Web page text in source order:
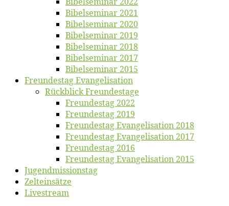
Bi­bel­se­mi­nar 2021
Bi­bel­se­mi­nar 2020
Bi­bel­se­mi­nar 2019
Bi­bel­se­mi­nar 2018
Bibelsemi­nar 2017
Bibelsemi­nar 2015
Freun­des­tag Evangelisation
Rück­blick Freundestage
Freun­des­tag 2022
Freun­des­tag 2019
Freun­des­tag Evan­ge­li­sa­ti­on 2018
Freun­des­tag Evan­ge­li­sa­ti­on 2017
Freun­des­tag 2016
Freun­des­tag Evan­ge­li­sa­ti­on 2015
Jugend­mis­sions­tag
Zelt­ein­sät­ze
Live­stream